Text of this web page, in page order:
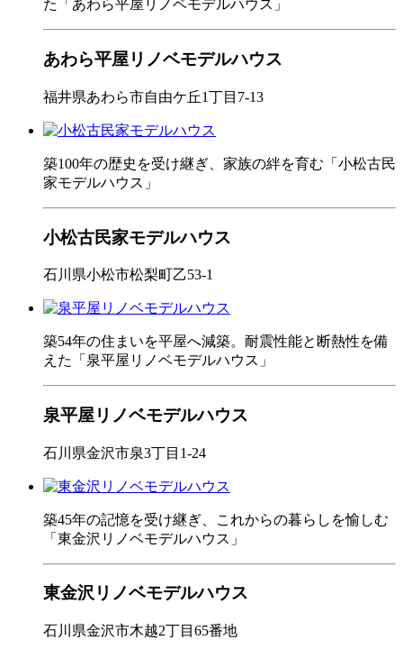
た「あわら平屋リノベモデルハウス」
あわら平屋リノベモデルハウス
福井県あわら市自由ケ丘1丁目7-13
築100年の歴史を受け継ぎ、家族の絆を育む「小松古民
家モデルハウス」
小松古民家モデルハウス
石川県小松市松梨町乙53-1
築54年の住まいを平屋へ減築。耐震性能と断熱性を備
えた「泉平屋リノベモデルハウス」
泉平屋リノベモデルハウス
石川県金沢市泉3丁目1-24
築45年の記憶を受け継ぎ、これからの暮らしを愉しむ
「東金沢リノベモデルハウス」
東金沢リノベモデルハウス
石川県金沢市木越2丁目65番地